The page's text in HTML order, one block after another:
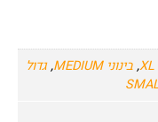
,בינוני MEDIUM ,גדול